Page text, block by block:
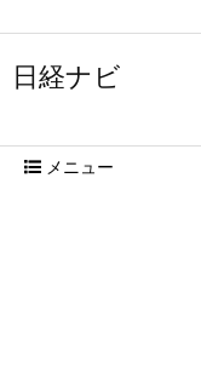
日経ナビ
メニュー